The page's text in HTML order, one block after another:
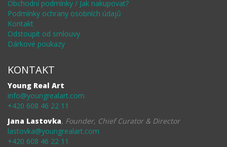
Obchodní podmínky / Jak nakupovat?
Podmínky ochrany osobních údajů
Kontakt
Odstoupit od smlouvy
Dárkové poukazy
KONTAKT
Young Real Art
info@youngrealart.com
+420 608 46 22 11
Jana Lastovka, Founder, Chief Curator & Director
lastovka@youngrealart.com
+420 608 46 22 11